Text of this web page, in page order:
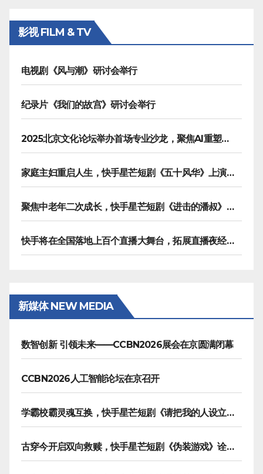
影视 FILM & TV
电视剧《风与潮》研讨会举行
纪录片《我们的故宫》研讨会举行
2025北京文化论坛举办首场专业沙龙，聚焦AI重塑内容生产
家庭主妇重启人生，快手星芒短剧《五十风华》上演中年大女主逆袭
聚焦中老年二次成长，快手星芒短剧《进击的潘叔》诠释银发力量
快手将在全国落地上百个直播大舞台，拓展直播夜经济生态
新媒体 NEW MEDIA
数智创新 引领未来——CCBN2026展会在京圆满闭幕
CCBN2026人工智能论坛在京召开
学霸校霸灵魂互换，快手星芒短剧《请把我的人设立住》笑泪齐飞
古穿今开启双向救赎，快手星芒短剧《伪装游戏》诠释热血青春友谊